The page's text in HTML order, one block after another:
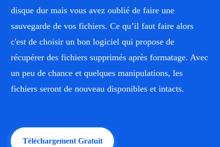
disque dur mais vous avez oublié de faire une
sauvegarde de vos fichiers. Ce qu’il faut faire alors
c'est de choisir un bon logiciel qui propose de
récupérer des fichiers supprimés après formatage. Avec
un peu de chance et quelques manipulations, les
fichiers seront de nouveau disponibles et intacts.
Téléchargement Gratuit